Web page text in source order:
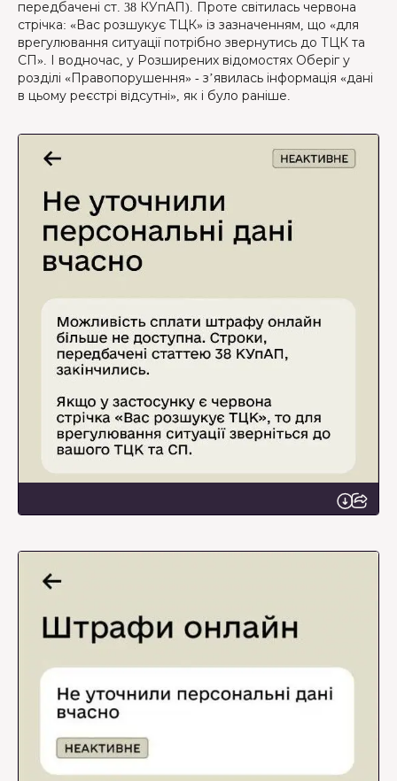
передбачені ст. 38 КУпАП). Проте світилась червона
стрічка: «Вас розшукує ТЦК» із зазначенням, що «для
врегулювання ситуації потрібно звернутись до ТЦК та
СП». І водночас, у Розширених відомостях Оберіг у
розділі «Правопорушення» - з’явилась інформація «дані
в цьому реєстрі відсутні», як і було раніше.